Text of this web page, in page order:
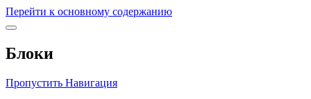
Перейти к основному содержанию
Блоки
Пропустить Навигация